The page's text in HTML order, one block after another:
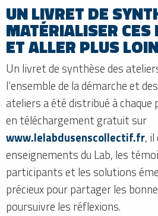
UN LIVRET DE
MATÉRIALISER CES
ET ALLER PLUS
Un livret de synthèse des
l’ensemble de la démarche et
ateliers a été distribué à
en téléchargement gratuit sur
www.lelabdusenscollectif.fr,
enseignements du Lab, les
participants et les solutions
précieux pour partager les
poursuivre les réflexions.